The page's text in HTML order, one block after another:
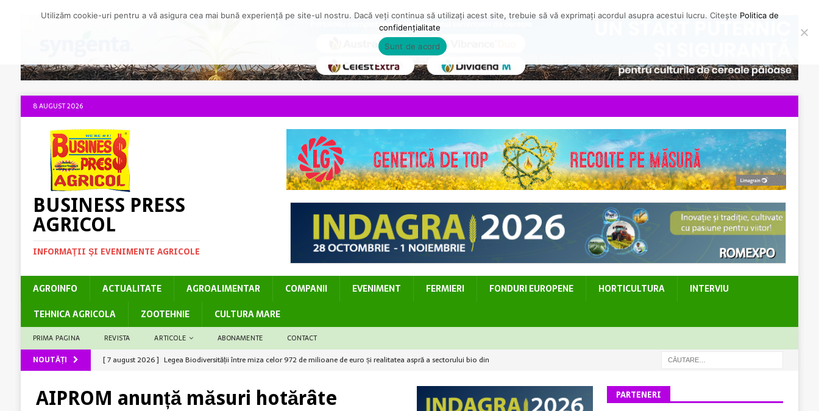
8 AUGUST 2026
BUSINESS PRESS
AGRICOL
INFORMAŢII ŞI EVENIMENTE AGRICOLE
AGROINFO ACTUALITATE AGROALIMENTAR COMPANII EVENIMENT FERMIERI FONDURI EUROPENE HORTICULTURA
INTERVIU
TEHNICA AGRICOLA
ZOOTEHNIE CULTURA MARE
PRIMA PAGINA REVISTA ARTICOLE ABONAMENTE CONTACT
NOUTĂȚI [ 6 august 2026 ] Producții mari la grâu? Ai câștigat recolta, dar poți pierde startul culturii următoare
ACTUALITATE
[ 5 august 2026 ] Cum susține genetica avansată competitivitatea culturii de rapiță în România
ACTUALITATE
AIPROM anunță măsuri hotărâte
PARTENERI
Utilizăm cookie-uri pentru a vă asigura cea mai bună experiență pe site-ul nostru. Dacă veți continua să utilizați acest site, trebuie să vă exprimați acordul asupra acestui lucru. Citește Politica de
confidențialitate
Sunt de acord